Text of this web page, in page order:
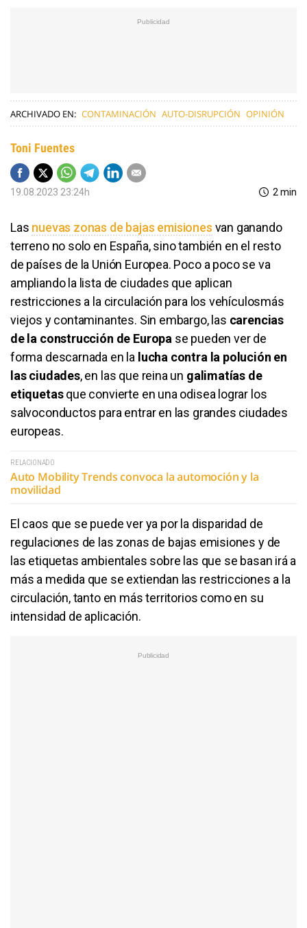
ARCHIVADO EN: CONTAMINACIÓN AUTO-DISRUPCIÓN OPINIÓN
Toni Fuentes
19.08.2023 23:24h 2 min
Las nuevas zonas de bajas emisiones van ganando
terreno no solo en España, sino también en el resto
de países de la Unión Europea. Poco a poco se va
ampliando la lista de ciudades que aplican
restricciones a la circulación para los vehículosmás
viejos y contaminantes. Sin embargo, las carencias
de la construcción de Europa se pueden ver de
forma descarnada en la lucha contra la polución en
las ciudades, en las que reina un galimatías de
etiquetasque convierte en una odisea lograr los
salvoconductos para entrar en las grandes ciudades
europeas.
RELACIONADO
Auto Mobility Trends convoca la automoción y la
movilidad
El caos que se puede ver ya por la disparidad de
regulaciones de las zonas de bajas emisiones y de
las etiquetas ambientales sobre las que se basan irá a
más a medida que se extiendan las restricciones a la
circulación, tanto en más territorios como en su
intensidad de aplicación.